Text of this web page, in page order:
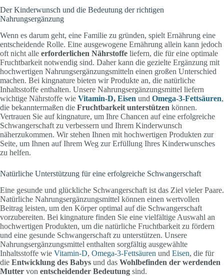
Der Kinderwunsch und die Bedeutung der richtigen
Nahrungsergänzung
Wenn es darum geht, eine Familie zu gründen, spielt Ernährung eine
entscheidende Rolle. Eine ausgewogene Ernährung allein kann jedoch
oft nicht alle erforderlichen Nährstoffe liefern, die für eine optimale
Fruchtbarkeit notwendig sind. Daher kann die gezielte Ergänzung mit
hochwertigen Nahrungsergänzungsmitteln einen großen Unterschied
machen. Bei kingnature bieten wir Produkte an, die natürliche
Inhaltsstoffe enthalten. Unsere Nahrungsergänzungsmittel liefern
wichtige Nährstoffe wie Vitamin-D, Eisen und Omega-3-Fettsäuren,
die bekanntermaßen die Fruchtbarkeit unterstützen können.
Vertrauen Sie auf kingnature, um Ihre Chancen auf eine erfolgreiche
Schwangerschaft zu verbessern und Ihrem Kinderwunsch
näherzukommen. Wir stehen Ihnen mit hochwertigen Produkten zur
Seite, um Ihnen auf Ihrem Weg zur Erfüllung Ihres Kinderwunsches
zu helfen.
Natürliche Unterstützung für eine erfolgreiche Schwangerschaft
Eine gesunde und glückliche Schwangerschaft ist das Ziel vieler Paare.
Natürliche Nahrungsergänzungsmittel können einen wertvollen
Beitrag leisten, um den Körper optimal auf die Schwangerschaft
vorzubereiten. Bei kingnature finden Sie eine vielfältige Auswahl an
hochwertigen Produkten, um die natürliche Fruchtbarkeit zu fördern
und eine gesunde Schwangerschaft zu unterstützen. Unsere
Nahrungsergänzungsmittel enthalten sorgfältig ausgewählte
Inhaltsstoffe wie Vitamin-D, Omega-3-Fettsäuren und Eisen, die für
die Entwicklung des Babys und das Wohlbefinden der werdenden
Mutter von entscheidender Bedeutung sind.